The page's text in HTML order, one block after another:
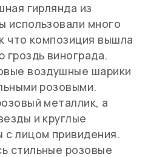
гирлянда из
использовали много
что композиция вышла
винограда.
воздушные шарики
розовыми.
металлик, а
и круглые
лицом привидения.
стильные розовые